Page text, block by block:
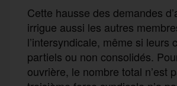
Cette hausse des demandes
irrigue aussi les autres
l’intersyndicale, même si leurs
partiels ou non consolidés.
ouvrière, le nombre total n’est